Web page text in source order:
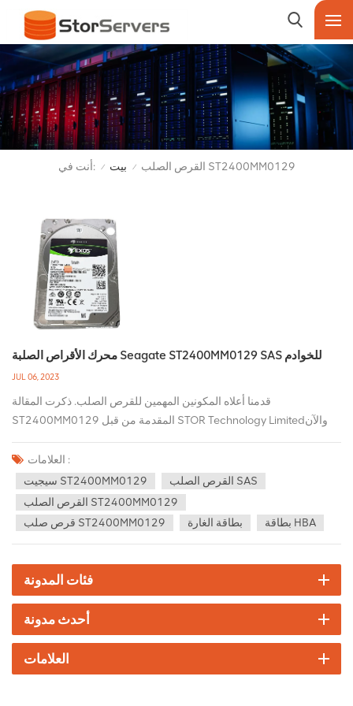
أنت في: / بيت / القرص الصلب ST2400MM0129
محرك الأقراص الصلبة Seagate ST2400MM0129 SAS للخوادم
JUL 06, 2023
قدمنا أعلاه المكونين المهمين للقرص الصلب. ذكرت المقالة
ST2400MM0129 المقدمة من قبل STOR Technology Limitedوالآن
سنتحدث عنها بالتفصيل. ST2400MM0129 هو نموذج محرك أقراص ثابتة
SAS لسلسلة Exos 10E2400 المصنعة بواسطة Seagate. فيما يلي
المواصفات والمزايا المحددة للقرص الصلب: 1. السعة:
ST2400MM0129 لديها سعة تخزين 2.4 تيرا بايت ، والتي يمكن أن
تستوعب كمية كبيرة من البيانات. 2. الواجهة: تستخدم واجهة SAS لتوفير
اتصال موثوق به لبيئة تخزين عالية الأداء. 3. السرعة: تبلغ سرعة القرص
ومناسب للتطبيقات ذات متطلبات الأداء العالي. 4. ذاكرة التخزين المؤقت:
مع ذاكرة تخزين مؤقت سعة 256 ميجابايت ، يمكنها تسريع عمليات قراءة
وكتابة البيانات وتحسين سرعة استجابة النظام. 5. الموثوقية: تحمي تقنية
الموثوقية من Seagate ، بما في ذلك المستشعرات وإمكانيات استرداد
RAID وتصحيح الأخطاء المتقدم ، البيانات من التلف أو الضياع. 6. الأداء
العالي: تم تصميم HDD ST2400MM0129 لبيئة التخزين على مستوى
العلامات :
سيجيت ST2400MM0129
القرص الصلب SAS
القرص الصلب ST2400MM0129
قرص صلب ST2400MM0129
بطاقة الغارة بطاقة HBA
فئات المدونة
أحدث مدونة
العلامات